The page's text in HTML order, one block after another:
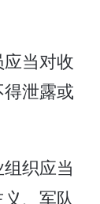
当对收
泄露或
织应当
、军队